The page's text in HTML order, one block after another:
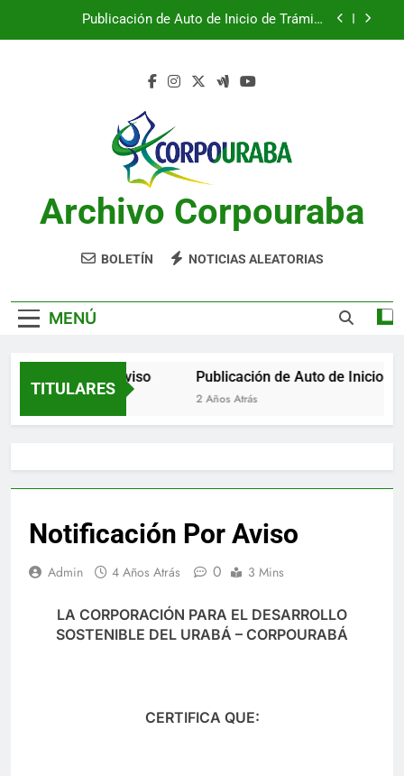
Publicación de Auto de Inicio de Trámite
Ambiental
Publicación de Auto de Inicio de Trámite
Ambiental
Publicación de Auto de Inicio de Trámite
CITACIONES
Archivo Corpouraba
BOLETÍN NOTICIAS ALEATORIAS
MENÚ
TITULARES
por aviso
Años Atrás
Publicación de Auto de Inicio de
2 Años Atrás
Notificación Por Aviso
Admin 4 Años Atrás 0 3 Mins
LA CORPORACIÓN PARA EL DESARROLLO
SOSTENIBLE DEL URABÁ – CORPOURABÁ
CERTIFICA QUE: